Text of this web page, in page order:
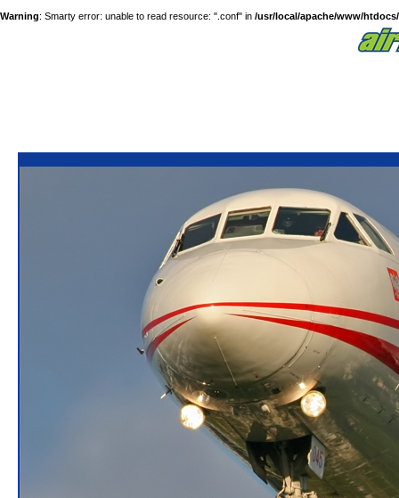
Warning: Smarty error: unable to read resource: ".conf" in /usr/local/apache/www/